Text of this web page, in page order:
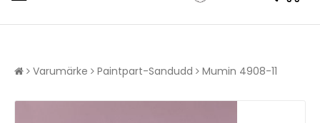
Varumärke Paintpart-Sandudd Mumin 4908-11